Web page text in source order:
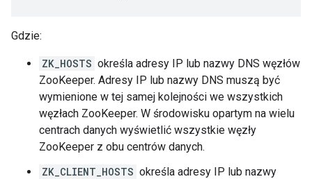
Gdzie:
ZK_HOSTS określa adresy IP lub nazwy DNS węzłów
ZooKeeper. Adresy IP lub nazwy DNS muszą być
wymienione w tej samej kolejności we wszystkich
węzłach ZooKeeper. W środowisku opartym na wielu
centrach danych wyświetlić wszystkie węzły
ZooKeeper z obu centrów danych.
ZK_CLIENT_HOSTS określa adresy IP lub nazwy